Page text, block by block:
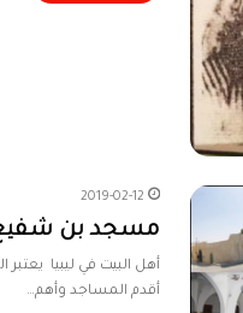
2019-02-12
مسجد بن
أهل البيت في ليبيا
أقدم المساجد وأهم…